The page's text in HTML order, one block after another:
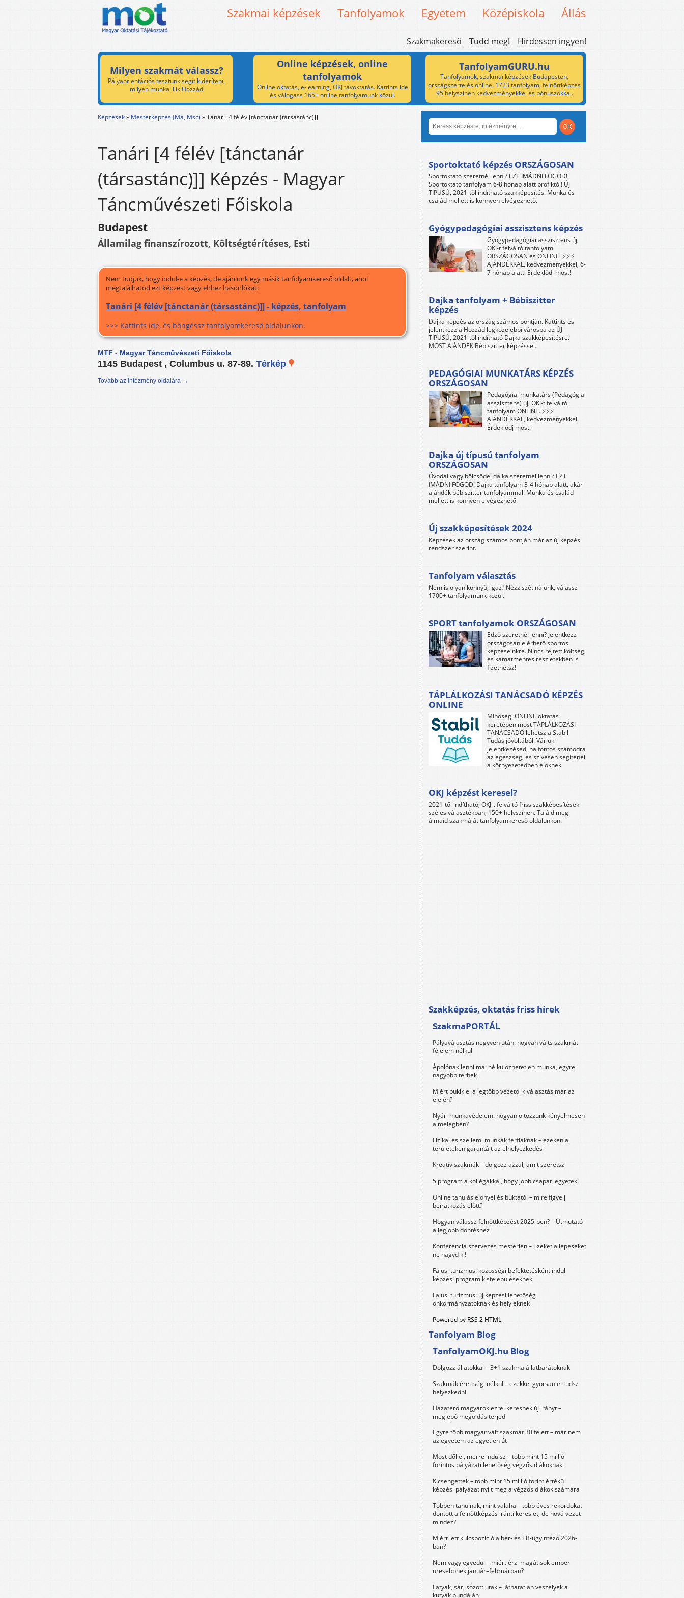
Szakmai képzések Tanfolyamok Egyetem Középiskola Állás
Szakmakereső Tudd meg! Hirdessen ingyen!
Milyen szakmát válassz?
Pályaorientációs tesztünk segít kideríteni,
milyen munka illik Hozzád
Online képzések, online
tanfolyamok
Online oktatás, e-learning, OKJ távoktatás. Kattints ide
és válogass 165+ online tanfolyamunk közül.
TanfolyamGURU.hu
Tanfolyamok, szakmai képzések Budapesten,
országszerte és online. 1723 tanfolyam, felnőttképzés
95 helyszínen kedvezményekkel és bónuszokkal.
Képzések» Mesterképzés (Ma, Msc) »Tanári [4 félév [tánctanár (társastánc)]]
Tanári [4 félév [tánctanár
(társastánc)]] Képzés - Magyar
Táncművészeti Főiskola
Budapest
Államilag finanszírozott, Költségtérítéses, Esti
Nem tudjuk, hogy indul-e a képzés, de ajánlunk egy másik tanfolyamkereső oldalt, ahol
megtalálhatod ezt képzést vagy ehhez hasonlókat:
Tanári [4 félév [tánctanár (társastánc)]] - képzés, tanfolyam
>>> Kattints ide, és böngéssz tanfolyamkereső oldalunkon.
MTF - Magyar Táncművészeti Főiskola
1145 Budapest , Columbus u. 87-89. Térkép
Tovább az intézmény oldalára →
Sportoktató képzés ORSZÁGOSAN
Sportoktató szeretnél lenni? EZT IMÁDNI FOGOD!
Sportoktató tanfolyam 6-8 hónap alatt profiktól! ÚJ
TÍPUSÚ, 2021-től indítható szakképesítés. Munka és
család mellett is könnyen elvégezhető.
Gyógypedagógiai asszisztens képzés
Gyógypedagógiai asszisztens új,
OKJ-t felváltó tanfolyam
ORSZÁGOSAN és ONLINE. ⚡⚡⚡
AJÁNDÉKKAL, kedvezményekkel, 6-
7 hónap alatt. Érdeklődj most!
Dajka tanfolyam + Bébiszitter
képzés
Dajka képzés az ország számos pontján. Kattints és
jelentkezz a Hozzád legközelebbi városba az ÚJ
TÍPUSÚ, 2021-től indítható Dajka szakképesítésre.
MOST AJÁNDÉK Bébiszitter képzéssel.
PEDAGÓGIAI MUNKATÁRS KÉPZÉS
ORSZÁGOSAN
Pedagógiai munkatárs (Pedagógiai
asszisztens) új, OKJ-t felváltó
tanfolyam ONLINE. ⚡⚡⚡
AJÁNDÉKKAL, kedvezményekkel.
Érdeklődj most!
Dajka új típusú tanfolyam
ORSZÁGOSAN
Óvodai vagy bölcsődei dajka szeretnél lenni? EZT
IMÁDNI FOGOD! Dajka tanfolyam 3-4 hónap alatt, akár
ajándék bébiszitter tanfolyammal! Munka és család
mellett is könnyen elvégezhető.
Új szakképesítések 2024
Képzések az ország számos pontján már az új képzési
rendszer szerint.
Tanfolyam választás
Nem is olyan könnyű, igaz? Nézz szét nálunk, válassz
1700+ tanfolyamunk közül.
SPORT tanfolyamok ORSZÁGOSAN
Edző szeretnél lenni? Jelentkezz
országosan elérhető sportos
képzéseinkre. Nincs rejtett költség,
és kamatmentes részletekben is
fizethetsz!
TÁPLÁLKOZÁSI TANÁCSADÓ KÉPZÉS
ONLINE
Minőségi ONLINE oktatás
keretében most TÁPLÁLKOZÁSI
TANÁCSADÓ lehetsz a Stabil
Tudás jóvoltából. Várjuk
jelentkezésed, ha fontos számodra
az egészség, és szívesen segítenél
a környezetedben élőknek
OKJ képzést keresel?
2021-től indítható, OKJ-t felváltó friss szakképesítések
széles választékban, 150+ helyszínen. Találd meg
álmaid szakmáját tanfolyamkereső oldalunkon.
Szakképzés, oktatás friss hírek
SzakmaPORTÁL
Pályaválasztás negyven után: hogyan válts szakmát
félelem nélkül
Ápolónak lenni ma: nélkülözhetetlen munka, egyre
nagyobb terhek
Miért bukik el a legtöbb vezetői kiválasztás már az
elején?
Nyári munkavédelem: hogyan öltözzünk kényelmesen
a melegben?
Fizikai és szellemi munkák férfiaknak – ezeken a
területeken garantált az elhelyezkedés
Kreatív szakmák – dolgozz azzal, amit szeretsz
5 program a kollégákkal, hogy jobb csapat legyetek!
Online tanulás előnyei és buktatói – mire figyelj
beiratkozás előtt?
Hogyan válassz felnőttképzést 2025-ben? – Útmutató
a legjobb döntéshez
Konferencia szervezés mesterien – Ezeket a lépéseket
ne hagyd ki!
Falusi turizmus: közösségi befektetésként indul
képzési program kistelepüléseknek
Falusi turizmus: új képzési lehetőség
önkormányzatoknak és helyieknek
Powered by RSS 2 HTML
Tanfolyam Blog
TanfolyamOKJ.hu Blog
Dolgozz állatokkal – 3+1 szakma állatbarátoknak
Szakmák érettségi nélkül – ezekkel gyorsan el tudsz
helyezkedni
Hazatérő magyarok ezrei keresnek új irányt –
meglepő megoldás terjed
Egyre több magyar vált szakmát 30 felett – már nem
az egyetem az egyetlen út
Most dől el, merre indulsz – több mint 15 millió
forintos pályázati lehetőség végzős diákoknak
Kicsengettek – több mint 15 millió forint értékű
képzési pályázat nyílt meg a végzős diákok számára
Többen tanulnak, mint valaha – több éves rekordokat
döntött a felnőttképzés iránti kereslet, de hová vezet
mindez?
Miért lett kulcspozíció a bér- és TB-ügyintéző 2026-
ban?
Nem vagy egyedül – miért érzi magát sok ember
üresebbnek január–februárban?
Latyak, sár, sózott utak – láthatatlan veszélyek a
kutyák bundáján